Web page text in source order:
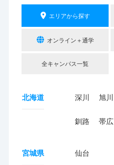
エリアから探す
オンライン＋通学
全キャンパス一覧
北海道 深川 旭川
釧路 帯広
宮城県 仙台